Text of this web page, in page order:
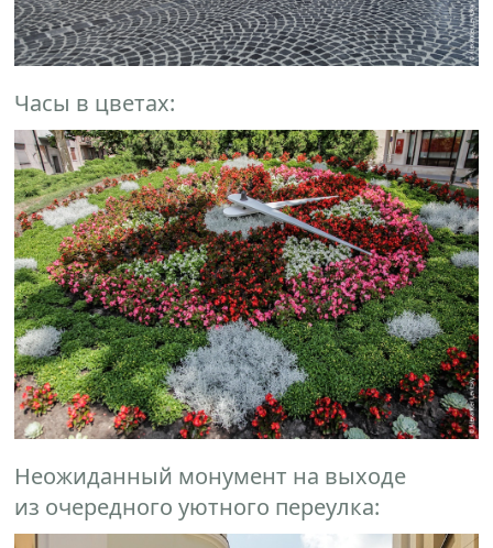
Часы в цветах:
Неожиданный монумент на выходе
из очередного уютного переулка: